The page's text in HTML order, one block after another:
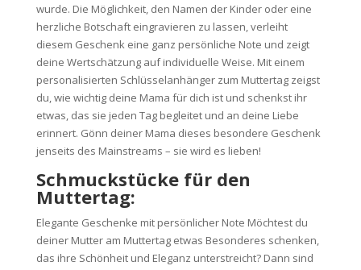
wurde. Die Möglichkeit, den Namen der Kinder oder eine
herzliche Botschaft eingravieren zu lassen, verleiht
diesem Geschenk eine ganz persönliche Note und zeigt
deine Wertschätzung auf individuelle Weise. Mit einem
personalisierten Schlüsselanhänger zum Muttertag zeigst
du, wie wichtig deine Mama für dich ist und schenkst ihr
etwas, das sie jeden Tag begleitet und an deine Liebe
erinnert. Gönn deiner Mama dieses besondere Geschenk
jenseits des Mainstreams – sie wird es lieben!
Schmuckstücke für den
Muttertag:
Elegante Geschenke mit persönlicher Note Möchtest du
deiner Mutter am Muttertag etwas Besonderes schenken,
das ihre Schönheit und Eleganz unterstreicht? Dann sind